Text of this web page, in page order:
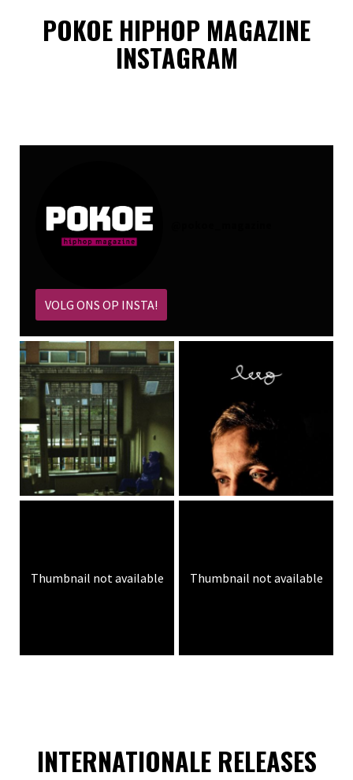
POKOE HIPHOP MAGAZINE
INSTAGRAM
VOLG ONS OP INSTA!
Thumbnail not available Thumbnail not available
INTERNATIONALE RELEASES